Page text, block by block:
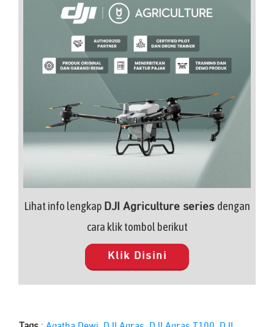
Lihat info lengkap DJI Agriculture series dengan
cara klik tombol berikut
Klik Disini